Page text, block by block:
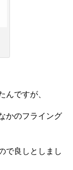
んですが、
かのフライング
で良しとしまし